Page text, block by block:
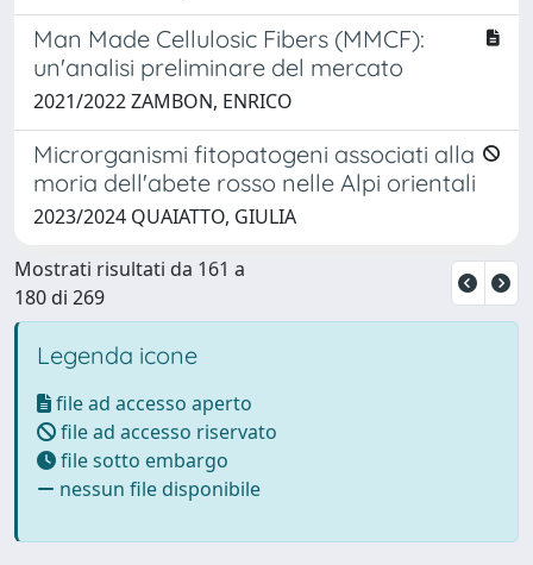
Man Made Cellulosic Fibers (MMCF):
un'analisi preliminare del mercato
2021/2022 ZAMBON, ENRICO
Microrganismi fitopatogeni associati alla
moria dell'abete rosso nelle Alpi orientali
2023/2024 QUAIATTO, GIULIA
Mostrati risultati da 161 a
180 di 269
Legenda icone
file ad accesso aperto
file ad accesso riservato
file sotto embargo
nessun file disponibile